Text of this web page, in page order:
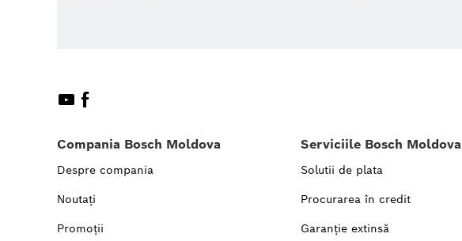
Compania Bosch Moldova
Despre compania
Noutați
Promoții
Serviciile Bosch Moldova
Solutii de plata
Procurarea în credit
Garanție extinsă